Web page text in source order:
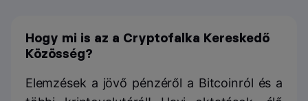
Hogy mi is az a Cryptofalka Kereskedő
Közösség?
Elemzések a jövő pénzéről a Bitcoinról és a